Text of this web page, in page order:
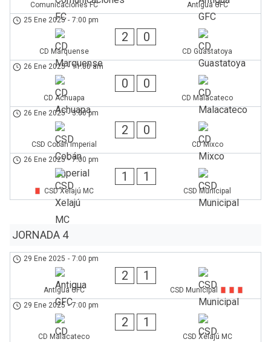
Comunicaciones FC
Antigua GFC
25 Ene 2025 - 7:00 pm
CD Marquense
2 0
CD Guastatoya
26 Ene 2025 - 11:00 am
CD Achuapa
0 0
CD Malacateco
26 Ene 2025 - 3:00 pm
CSD Cobán Imperial
2 0
CD Mixco
26 Ene 2025 - 7:00 pm
CSD Xelajú MC
1 1
CSD Municipal
JORNADA 4
29 Ene 2025 - 7:00 pm
Antigua GFC
2 1
CSD Municipal
29 Ene 2025 - 7:00 pm
CD Malacateco
2 1
CSD Xelajú MC